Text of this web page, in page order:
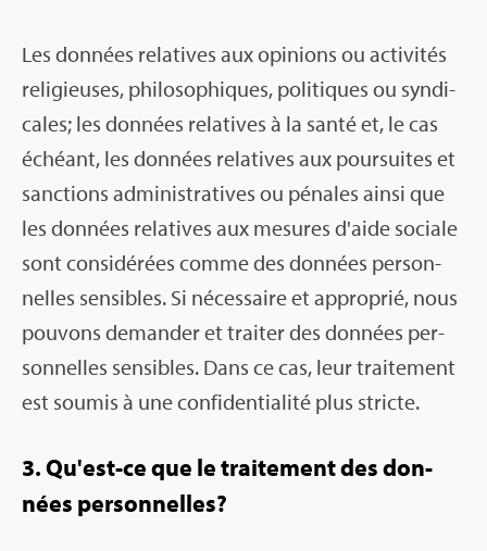
Les don­nées rela­tives aux opi­nions ou acti­vi­tés
reli­gieuses, phi­lo­so­phiques, poli­tiques ou syn­di­
cales; les don­nées rela­tives à la santé et, le cas
échéant, les don­nées rela­tives aux pour­suites et
sanc­tions admi­nis­tra­tives ou pénales ainsi que
les don­nées rela­tives aux mesures d'aide sociale
sont consi­dé­rées comme des don­nées per­son­
nelles sen­sibles. Si néces­saire et appro­prié, nous
pou­vons deman­der et trai­ter des don­nées per­
son­nelles sen­sibles. Dans ce cas, leur trai­te­ment
est sou­mis à une confi­den­tia­lité plus stricte.
3. Qu'est-ce que le trai­te­ment des don­
nées per­son­nelles?